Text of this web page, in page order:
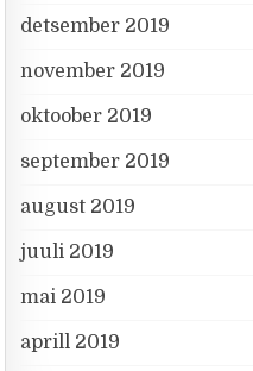
detsember 2019
november 2019
oktoober 2019
september 2019
august 2019
juuli 2019
mai 2019
aprill 2019